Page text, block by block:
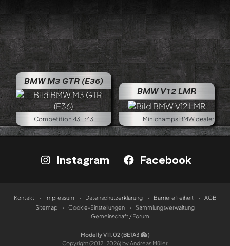
BMW M3 GTR (E36)
Competition 43, 1:43
BMW V12 LMR
Minichamps BMW dealer
Instagram Facebook
Kontakt Impressum Datenschutzerklärung Barrierefreiheit
AGB
Sitemap
Cookie-Einstellungen
Sammlungsverwaltung
Gemeinschaft / Forum
Modelly V11.02 (BETA3
)
Copyright (2012-2026) by Andreas Müller